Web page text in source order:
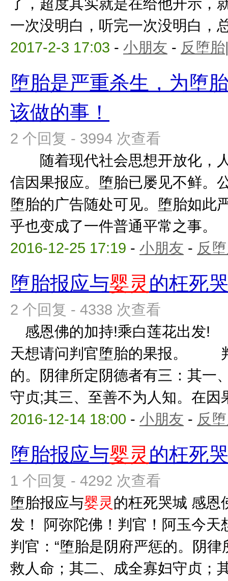
一次没明白，听完一次没明白，
2017-2-3 17:03 - 小朋友 - 反堕
堕胎是严重杀生，为堕胎
该做的事！
2 个回复 - 3994 次查看
随着现代社会思想开放化，
信因果报应。堕胎已屡见不鲜。
堕胎的广告随处可见。堕胎如此
乎也变成了一件普通平常之事
2016-12-25 17:19 - 小朋友 - 反
堕胎报应与婴灵 的枉死
2 个回复 - 4338 次查看
感恩佛的加持!乘白莲花出发
天想请问判官堕胎的果报。
的。阴律所定阴德者有三：其一
守贞;其三、至善不为人知。在因
2016-12-14 18:00 - 小朋友 - 反
堕胎报应与婴灵 的枉死
1 个回复 - 4292 次查看
堕胎报应与婴灵 的枉死哭城 感恩
发！ 阿弥陀佛！判官！阿玉今
判官：“堕胎是阴府严惩的。阴
救人命；其二、成全寡妇守贞；